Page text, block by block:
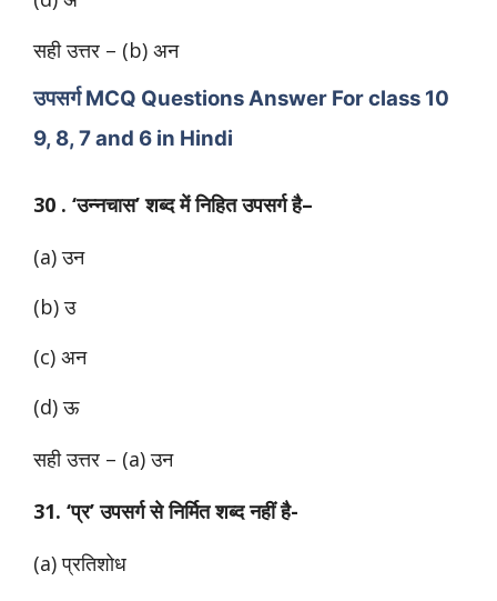
सही उत्तर – (b) अन
उपसर्ग MCQ Questions Answer For class 10
9, 8, 7 and 6 in Hindi
30 . ‘उन्नचास’शब्द में निहित उपसर्ग है–
(a) उन
(b) उ
(c) अन
(d) ऊ
सही उत्तर – (a) उन
31. ‘प्र’ उपसर्ग से निर्मित शब्द नहीं है-
(a) प्रतिशोध